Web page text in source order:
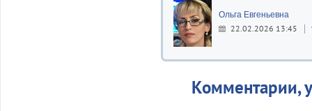
Ольга Евгеньевна
22.02.2026 13:45
Комментарии,